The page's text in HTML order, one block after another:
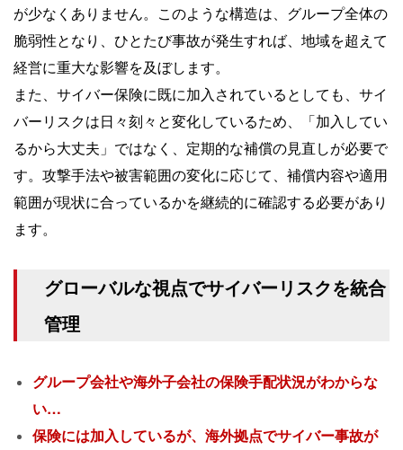
が少なくありません。このような構造は、グループ全体の
脆弱性となり、ひとたび事故が発生すれば、地域を超えて
経営に重大な影響を及ぼします。
また、サイバー保険に既に加入されているとしても、サイ
バーリスクは日々刻々と変化しているため、「加入してい
るから大丈夫」ではなく、定期的な補償の見直しが必要で
す。攻撃手法や被害範囲の変化に応じて、補償内容や適用
範囲が現状に合っているかを継続的に確認する必要があり
ます。
グローバルな視点でサイバーリスクを統合
管理
グループ会社や海外子会社の保険手配状況がわからな
い…
保険には加入しているが、海外拠点でサイバー事故が